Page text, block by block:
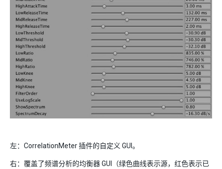
左：CorrelationMeter 插件的自定义 GUI。
右：覆盖了频谱分析的均衡器 GUI（绿色曲线表示源，红色表示已